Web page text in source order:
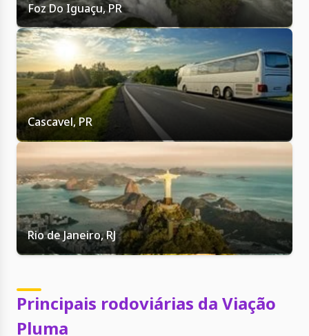
Foz Do Iguaçu, PR
Cascavel, PR
Rio de Janeiro, RJ
Principais rodoviárias da Viação
Pluma